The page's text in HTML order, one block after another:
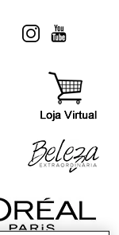
TWITTERINSTAGRAM